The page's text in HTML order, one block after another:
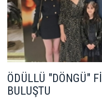
ÖDÜLLÜ "DÖNGÜ"
BULUŞTU